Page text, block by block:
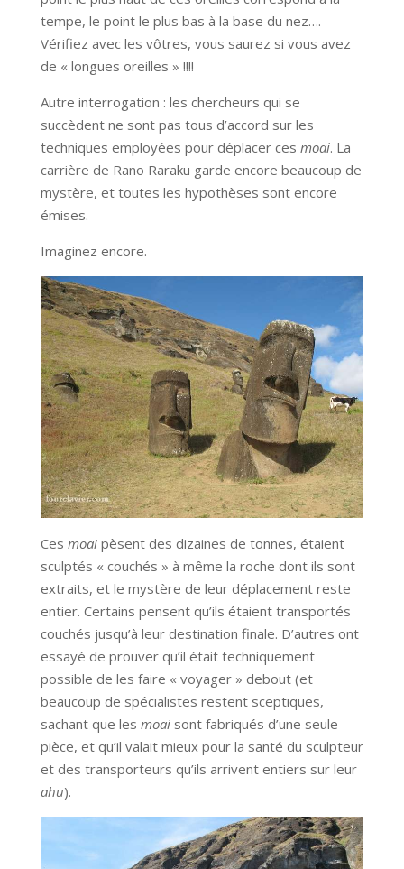
tempe, le point le plus bas à la base du nez….
Vérifiez avec les vôtres, vous saurez si vous avez
de « longues oreilles » !!!!
Autre interrogation : les chercheurs qui se
succèdent ne sont pas tous d’accord sur les
techniques employées pour déplacer ces moai. La
carrière de Rano Raraku garde encore beaucoup de
mystère, et toutes les hypothèses sont encore
émises.
Imaginez encore.
Ces moai pèsent des dizaines de tonnes, étaient
sculptés « couchés » à même la roche dont ils sont
extraits, et le mystère de leur déplacement reste
entier. Certains pensent qu’ils étaient transportés
couchés jusqu’à leur destination finale. D’autres ont
essayé de prouver qu’il était techniquement
possible de les faire « voyager » debout (et
beaucoup de spécialistes restent sceptiques,
sachant que les moaisont fabriqués d’une seule
pièce, et qu’il valait mieux pour la santé du sculpteur
et des transporteurs qu’ils arrivent entiers sur leur
ahu).